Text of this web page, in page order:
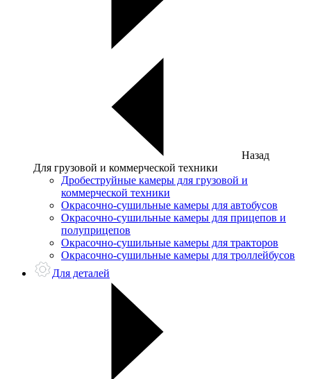
Назад
Для грузовой и коммерческой техники
Дробеструйные камеры для грузовой и
коммерческой техники
Окрасочно-сушильные камеры для автобусов
Окрасочно-сушильные камеры для прицепов и
полуприцепов
Окрасочно-сушильные камеры для тракторов
Окрасочно-сушильные камеры для троллейбусов
Для деталей